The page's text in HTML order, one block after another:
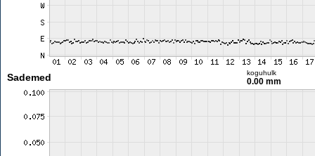
Sademed koguhulk
0.00 mm